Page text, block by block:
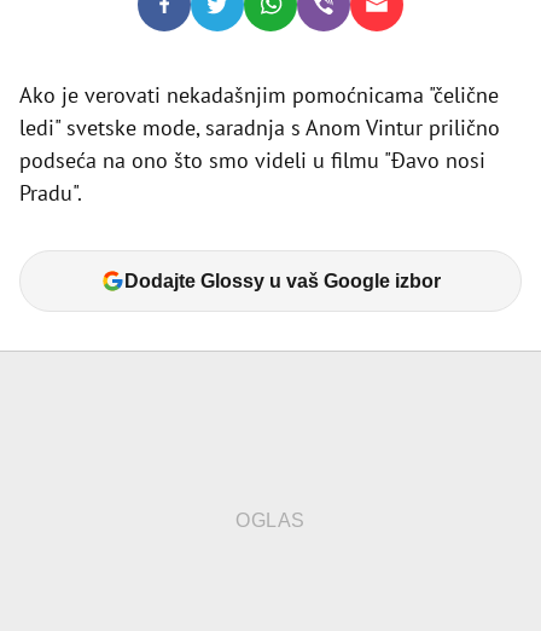
Ako je verovati nekadašnjim pomoćnicama "čelične
ledi" svetske mode, saradnja s Anom Vintur prilično
podseća na ono što smo videli u filmu "Đavo nosi
Pradu".
Dodajte Glossy u vaš Google izbor